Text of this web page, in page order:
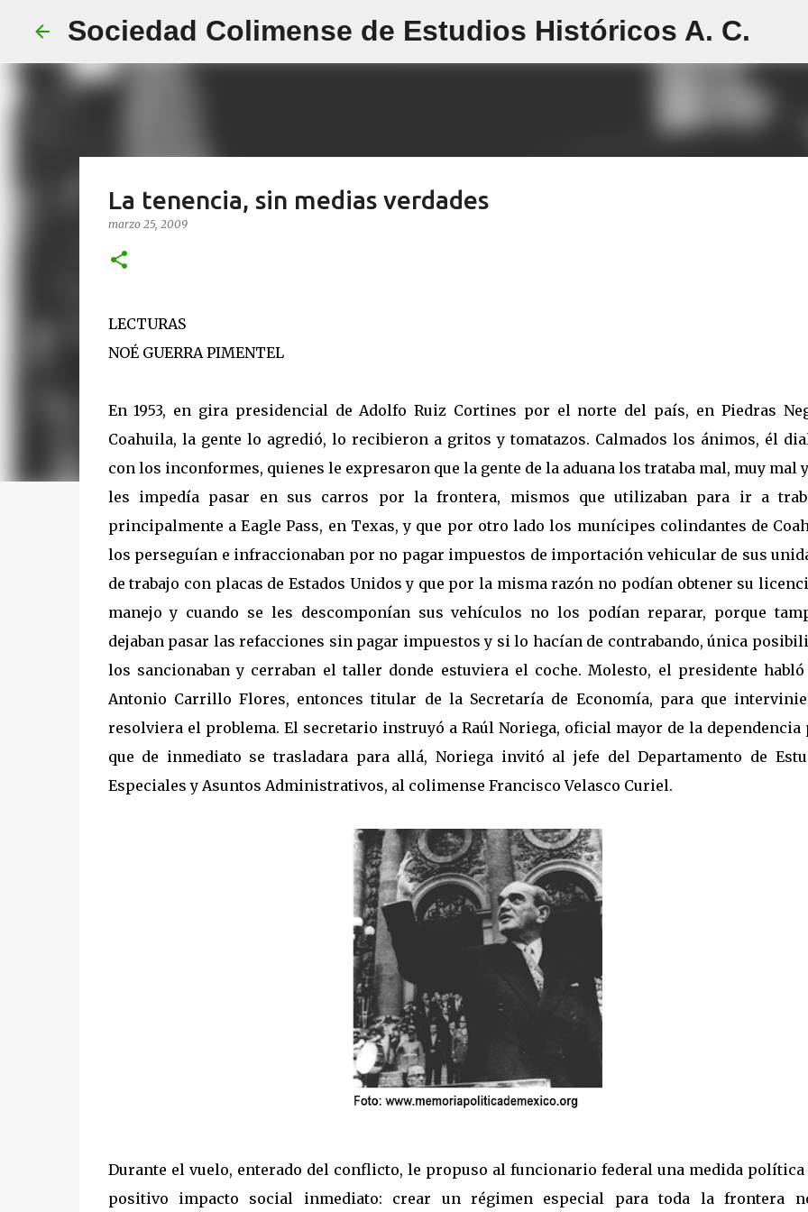
Ir al contenido principal
Sociedad Colimense de Estudios Históricos A. C.
La tenencia, sin medias verdades
marzo 25, 2009
LECTURAS
NOÉ GUERRA PIMENTEL
En 1953, en gira presidencial de Adolfo Ruiz Cortines por el norte del país, en Piedras
Coahuila, la gente lo agredió, lo recibieron a gritos y tomatazos. Calmados los ánimos, él
con los inconformes, quienes le expresaron que la gente de la aduana los trataba mal, muy mal
les impedía pasar en sus carros por la frontera, mismos que utilizaban para ir a
principalmente a Eagle Pass, en Texas, y que por otro lado los munícipes colindantes de
los perseguían e infraccionaban por no pagar impuestos de importación vehicular de sus
de trabajo con placas de Estados Unidos y que por la misma razón no podían obtener su
manejo y cuando se les descomponían sus vehículos no los podían reparar, porque
dejaban pasar las refacciones sin pagar impuestos y si lo hacían de contrabando, única
los sancionaban y cerraban el taller donde estuviera el coche. Molesto, el presidente
Antonio Carrillo Flores, entonces titular de la Secretaría de Economía, para que
resolviera el problema. El secretario instruyó a Raúl Noriega, oficial mayor de la dependencia
que de inmediato se trasladara para allá, Noriega invitó al jefe del Departamento de
Especiales y Asuntos Administrativos, al colimense Francisco Velasco Curiel.
Durante el vuelo, enterado del conflicto, le propuso al funcionario federal una medida política
positivo impacto social inmediato: crear un régimen especial para toda la frontera